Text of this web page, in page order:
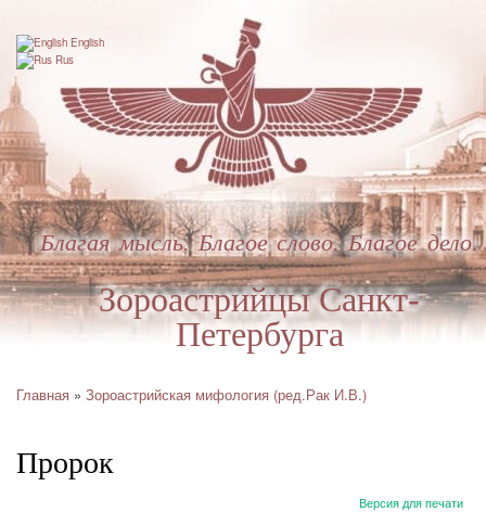
Перейти
к
основному
содержанию
Зороастрийцы Санкт-
Петербурга
Благая мысль. Благое слово. Благое дело.
English
Rus
Главная Зороастрийская мифология (ред.Рак И.В.)
Пророк
Версия для печати